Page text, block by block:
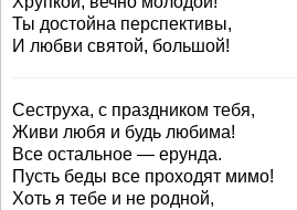
Ты достойна перспективы,
И любви святой, большой!
Сеструха, с праздником тебя,
Живи любя и будь любима!
Все остальное — ерунда.
Пусть беды все проходят мимо!
Хоть я тебе и не родной,